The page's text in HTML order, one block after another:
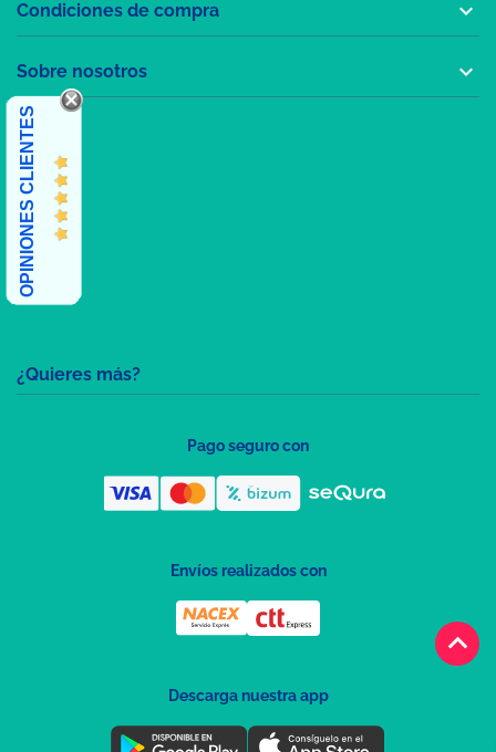
keyboard_arrow_up
¿Quieres más?
Condiciones de compra 
Sobre nosotros 
OPINIONES CLIENTES
Pago seguro con
Envíos realizados con
Descarga nuestra app